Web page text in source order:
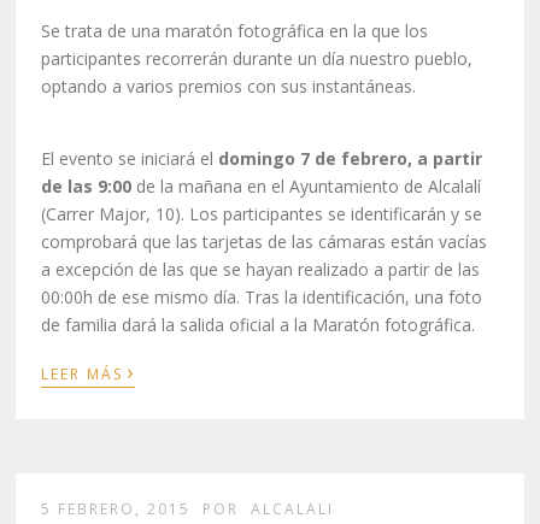
Se trata de una maratón fotográfica en la que los
participantes recorrerán durante un día nuestro pueblo,
optando a varios premios con sus instantáneas.
El evento se iniciará el domingo 7 de febrero, a partir
de las 9:00 de la mañana en el Ayuntamiento de Alcalalí
(Carrer Major, 10). Los participantes se identificarán y se
comprobará que las tarjetas de las cámaras están vacías
a excepción de las que se hayan realizado a partir de las
00:00h de ese mismo día. Tras la identificación, una foto
de familia dará la salida oficial a la Maratón fotográfica.
LEER MÁS ›
5 FEBRERO, 2015 POR ALCALALI